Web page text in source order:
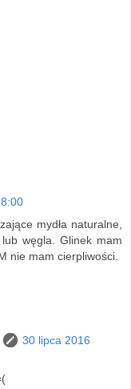
mydła naturalne,
węgla. Glinek mam
nie mam cierpliwości.
30 lipca 2016